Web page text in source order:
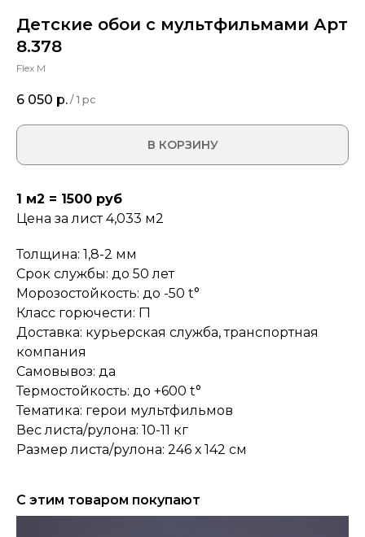
Детские обои с мультфильмами Арт
8.378
Flex M
6 050 р. / 1 pc
В КОРЗИНУ
1 м2 = 1500 руб
Цена за лист 4,033 м2
Толщина: 1,8-2 мм
Срок службы: до 50 лет
Морозостойкость: до -50 t°
Класс горючести: Г1
Доставка: курьерская служба, транспортная
компания
Самовывоз: да
Термостойкость: до +600 t°
Тематика: герои мультфильмов
Вес листа/рулона: 10-11 кг
Размер листа/рулона: 246 х 142 см
С этим товаром покупают